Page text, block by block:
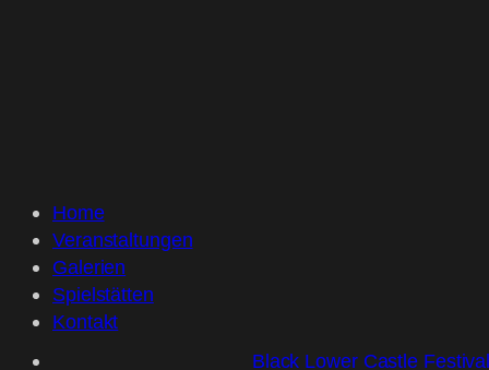
Home
Veranstaltungen
Galerien
Spielstätten
Kontakt
Black Lower Castle